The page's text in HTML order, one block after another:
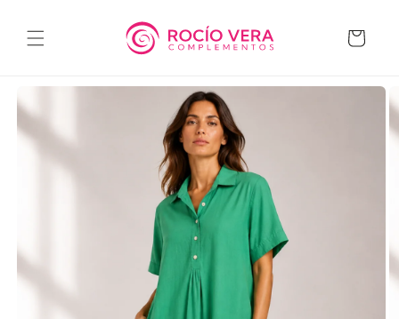
al contenido
Carrito
directamente
a la
información
del producto